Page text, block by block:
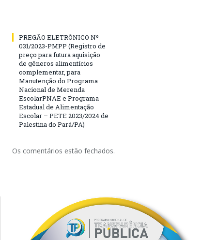
PREGÃO ELETRÔNICO Nº
031/2023-PMPP (Registro de
preço para futura aquisição
de gêneros alimentícios
complementar, para
Manutenção do Programa
Nacional de Merenda
EscolarPNAE e Programa
Estadual de Alimentação
Escolar – PETE 2023/2024 de
Palestina do Pará/PA)
Os comentários estão fechados.